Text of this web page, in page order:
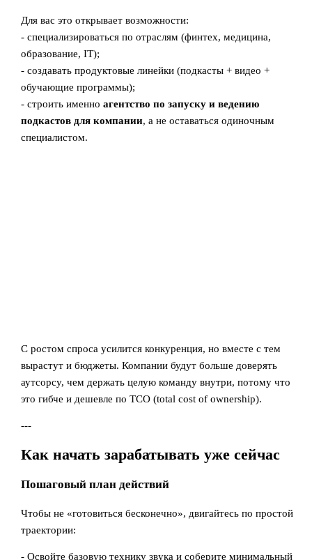
Для вас это открывает возможности:
- специализироваться по отраслям (финтех, медицина,
образование, IT);
- создавать продуктовые линейки (подкасты + видео +
обучающие программы);
- строить именноагентство по запуску и ведению
подкастов для компании, а не оставаться одиночным
специалистом.
С ростом спроса усилится конкуренция, но вместе с тем
вырастут и бюджеты. Компании будут больше доверять
аутсорсу, чем держать целую команду внутри, потому что
это гибче и дешевле по TCO (total cost of ownership).
---
Как начать зарабатывать уже сейчас
Пошаговый план действий
Чтобы не «готовиться бесконечно», двигайтесь по простой
траектории:
- Освойте базовую технику звука и соберите минимальный